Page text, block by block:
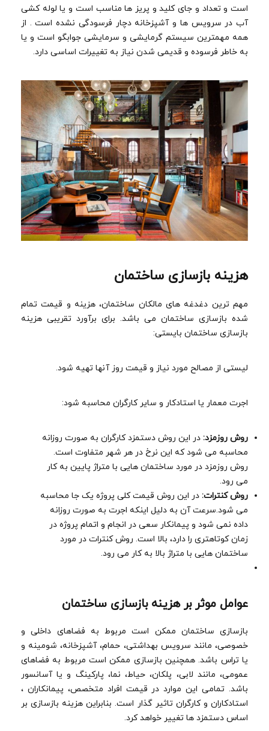
است و تعداد و جای کلید و پریز ها مناسب است و یا لوله کشی
آب در سرویس ها و آشپزخانه دچار فرسودگی نشده است . از
همه مهمترین سیستم گرمایشی و سرمایشی جوابگو است و یا
به خاطر فرسوده و قدیمی شدن نیاز به تغییرات اساسی دارد.
هزینه بازسازی ساختمان
مهم ترین دغدغه های مالکان ساختمان، هزینه و قیمت تمام
شده بازسازی ساختمان می باشد. برای برآورد تقریبی هزینه
بازسازی ساختمان بایستی:
لیستی از مصالح مورد نیاز و قیمت روز آنها تهیه شود.
اجرت معمار یا استادکار و سایر کارگران محاسبه شود:
روش روزمزد: در این روش دستمزد کارگران به صورت روزانه
محاسبه می شود که این نرخ در هر شهر متفاوت است.
روش روزمزد در مورد ساختمان هایی با متراژ پایین به کار
می رود.
روش کنترات: در این روش قیمت کلی پروژه یک جا محاسبه
می شود.سرعت آن به دلیل اینکه اجرت به صورت روزانه
داده نمی شود و پیمانکار سعی در انجام و اتمام پروژه در
زمان کوتاهتری را دارد، بالا است. روش کنترات در مورد
ساختمان هایی با متراژ بالا به کار می رود.
عوامل موثر بر هزینه بازسازی ساختمان
بازسازی ساختمان ممکن است مربوط به فضاهای داخلی و
خصوصی، مانند سرویس بهداشتی، حمام، آشپزخانه، شومینه و
یا تراس باشد. همچنین بازسازی ممکن است مربوط به فضاهای
عمومی، مانند لابی، پلکان، حیاط، نما، پارکینگ و یا آسانسور
باشد. تمامی این موارد در قیمت افراد متخصص، پیمانکاران ،
استادکاران و کارگران تاثیر گذار است. بنابراین هزینه بازسازی بر
اساس دستمزد ها تغییر خواهد کرد.